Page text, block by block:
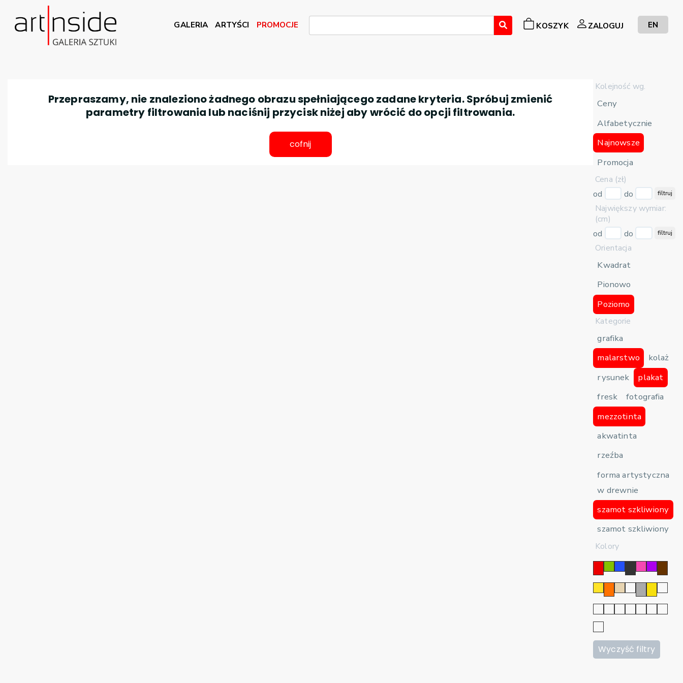
GALERIA ARTYŚCI PROMOCJE KOSZYK ZALOGUJ EN
Kolejność wg.
Ceny
Alfabetycznie
Najnowsze
Promocja
Cena (zł)
od
do filtruj
Największy wymiar:
(cm)
od
do filtruj
Orientacja
Kwadrat
Pionowo
Poziomo
Kategorie
grafika
malarstwo
kolaż
rysunek
plakat
fresk
fotografia
mezzotinta
akwatinta
rzeźba
forma artystyczna
w drewnie
szamot szkliwiony
szamot szkliwiony
Kolory
Wyczyść filtry
Przepraszamy, nie znaleziono żadnego obrazu spełniającego zadane kryteria. Spróbuj zmienić
parametry filtrowania lub naciśnij przycisk niżej aby wrócić do opcji filtrowania.
cofnij